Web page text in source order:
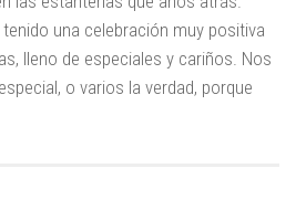
una celebración muy positiva
lleno de especiales y cariños. Nos
o varios la verdad, porque